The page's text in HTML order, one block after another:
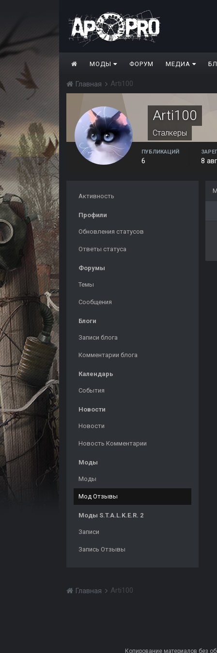
МОДЫ ФОРУМ МЕДИА
Главная Arti100
Arti100
Сталкеры
ПУБЛИКАЦИЙ
6 8
Активность
Профили
Обновления статусов
Ответы статуса
Форумы
Темы
Сообщения
Блоги
Записи блога
Комментарии блога
Календарь
События
Новости
Новости
Новость Комментарии
Моды
Моды
Мод Отзывы
Моды S.T.A.L.K.E.R. 2
Записи
Запись Отзывы
Главная Arti100
Копирование материалов без